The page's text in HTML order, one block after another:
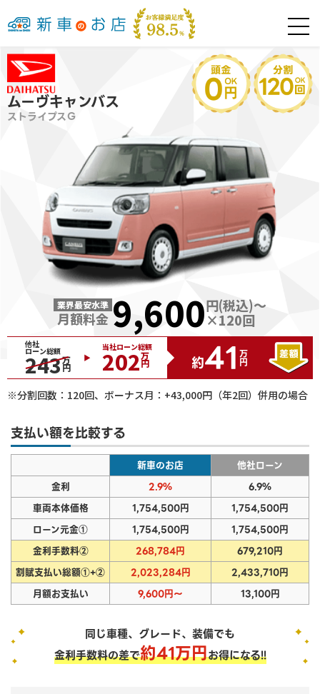
ムーヴキャンバス
ストライプスＧ
業界最安水準
月額料金 9,600円(税込)～
×120回
他社
ローン総額
243万円
当社ローン総額
202万円 約41 万円
※分割回数： 120回、ボーナス月：+43,000円（年2回）併用の場合
支払い額を比較する
新車のお店
他社ローン
金利
2.9%
6.9%
車両本体価格
1,754,500円
1,754,500円
ローン元金①
1,754,500円
1,754,500円
金利手数料②
268,784円
679,210円
割賦支払い総額①+②
2,023,284円
2,433,710円
月額お支払い
9,600円～ 13,100円
同じ車種、グレード、装備でも
金利手数料の差で約41万円お得になる!!